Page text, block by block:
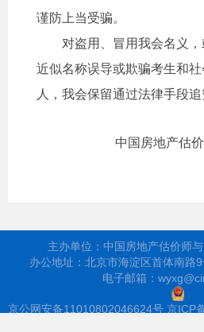
谨防上当受骗。
对盗用、冒用我会名义
近似名称误导或欺骗考生和
人，我会保留通过法律手段
中国房地产估
主办单位：中国房地产估价师
办公地址：北京市海淀区首体南路
电子邮箱：
京公网安备11010802046624号 京ICP